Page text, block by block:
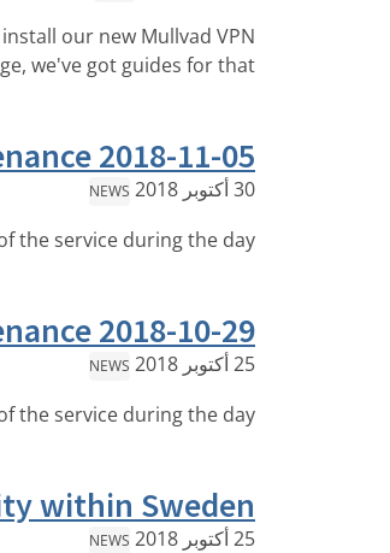
our new Mullvad VPN
we've got guides for that!
2018-11-05
30 أكتوبر 2018 NEWS
the service during the day.
2018-10-29
25 أكتوبر 2018 NEWS
the service during the day.
within Sweden
25 أكتوبر 2018 NEWS